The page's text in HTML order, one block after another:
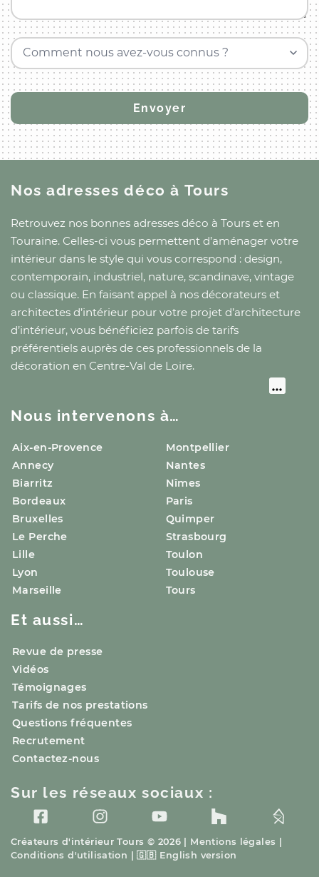
Comment nous avez-vous connus ?
Nos adresses décoà Tours
Retrouvez nos bonnes adresses déco à Tours et en
Touraine. Celles-ci vous permettent d’aménager votre
intérieur dans le style qui vous correspond : design,
contemporain, industriel, nature, scandinave, vintage
ou classique. En faisant appel à nos décorateurs et
architectes d’intérieur pour votre projet d’architecture
d’intérieur, vous bénéficiez parfois de tarifs
préférentiels auprès de ces professionnels de la
décoration en Centre-Val de Loire.
Nous intervenons à…
Aix-en-Provence
Annecy
Biarritz
Bordeaux
Bruxelles
Le Perche
Lille
Lyon
Marseille
Montpellier
Nantes
Nîmes
Paris
Quimper
Strasbourg
Toulon
Toulouse
Tours
Et aussi…
Revue de presse
Vidéos
Témoignages
Tarifs de nos prestations
Questions fréquentes
Recrutement
Contactez-nous
Créateurs d'intérieurTours © 2026 | Mentions légales
Conditions d'utilisation
🇬🇧 English version
Sur les réseaux sociaux :